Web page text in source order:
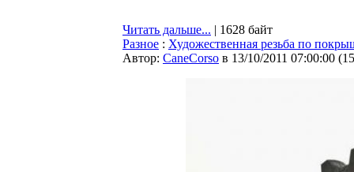
Читать дальше... | 1628 байт
Разное : Художественная резьба по
Автор: CaneCorso в 13/10/2011 07:00:00 (